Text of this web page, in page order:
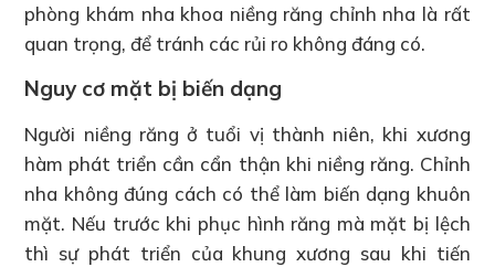
phòng khám nha khoa niềng răng chỉnh nha là rất
quan trọng, để tránh các rủi ro không đáng có.
Nguy cơ mặt bị biến dạng
Người niềng răng ở tuổi vị thành niên, khi xương
hàm phát triển cần cẩn thận khi niềng răng. Chỉnh
nha không đúng cách có thể làm biến dạng khuôn
mặt. Nếu trước khi phục hình răng mà mặt bị lệch
thì sự phát triển của khung xương sau khi tiến